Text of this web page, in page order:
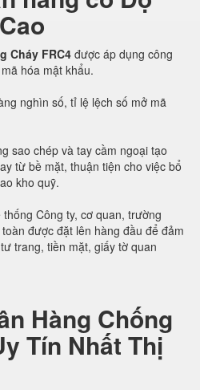
Cháy FRC4 được áp dụng công
hóa mật khẩu.
nghìn số, tỉ lệ lệch số mở mã
sao chép và tay cầm ngoại tạo
từ bề mặt, thuận tiện cho việc bổ
kho quỹ.
Công ty, cơ quan, trường
được đặt lên hàng đầu để đảm
trang, tiền mặt, giấy tờ quan
Hàng Chống
Tín Nhất Thị